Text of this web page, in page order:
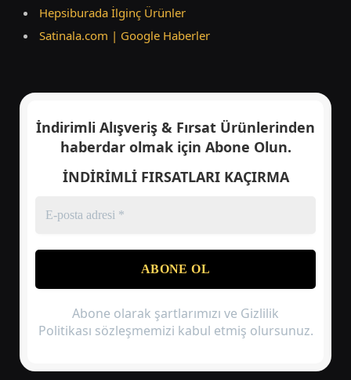
Hepsiburada İlginç Ürünler
Satinala.com | Google Haberler
İndirimli Alışveriş & Fırsat Ürünlerinden
haberdar olmak için Abone Olun.
İNDİRİMLİ FIRSATLARI KAÇIRMA
Abone olarak şartlarımızı ve Gizlilik
Politikası sözleşmemizi kabul etmiş olursunuz.